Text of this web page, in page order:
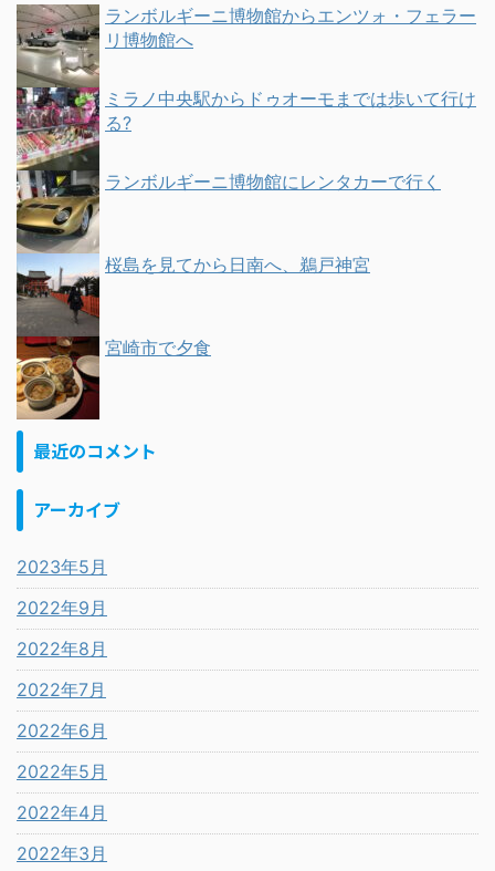
ランボルギーニ博物館からエンツォ・フェラー
リ博物館へ
ミラノ中央駅からドゥオーモまでは歩いて行け
る?
ランボルギーニ博物館にレンタカーで行く
桜島を見てから日南へ、鵜戸神宮
宮崎市で夕食
最近のコメント
アーカイブ
2023年5月
2022年9月
2022年8月
2022年7月
2022年6月
2022年5月
2022年4月
2022年3月